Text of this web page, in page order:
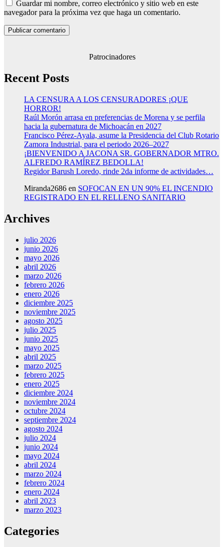
Guardar mi nombre, correo electrónico y sitio web en este
navegador para la próxima vez que haga un comentario.
Patrocinadores
Recent Posts
LA CENSURA A LOS CENSURADORES ¡QUE
HORROR!
Raúl Morón arrasa en preferencias de Morena y se perfila
hacia la gubernatura de Michoacán en 2027
Francisco Pérez-Ayala, asume la Presidencia del Club Rotario
Zamora Industrial, para el periodo 2026–2027
¡BIENVENIDO A JACONA SR. GOBERNADOR MTRO.
ALFREDO RAMÍREZ BEDOLLA!
Regidor Barush Loredo, rinde 2da informe de actividades…
Miranda2686 en SOFOCAN EN UN 90% EL INCENDIO
REGISTRADO EN EL RELLENO SANITARIO
Archives
julio 2026
junio 2026
mayo 2026
abril 2026
marzo 2026
febrero 2026
enero 2026
diciembre 2025
noviembre 2025
agosto 2025
julio 2025
junio 2025
mayo 2025
abril 2025
marzo 2025
febrero 2025
enero 2025
diciembre 2024
noviembre 2024
octubre 2024
septiembre 2024
agosto 2024
julio 2024
junio 2024
mayo 2024
abril 2024
marzo 2024
febrero 2024
enero 2024
abril 2023
marzo 2023
Categories